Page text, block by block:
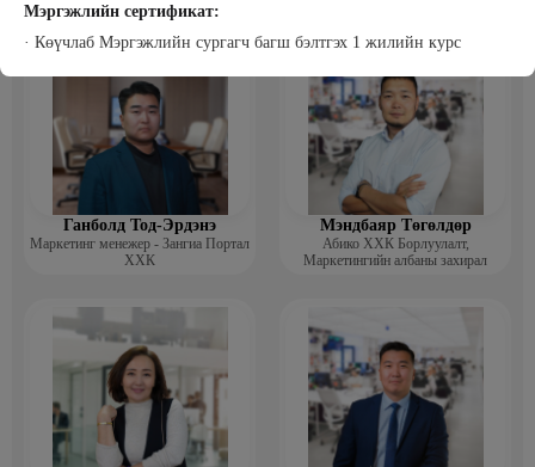
Мэргэжлийн сертификат:
· Көүчлаб Мэргэжлийн сургагч багш бэлтгэх 1 жилийн курс
ISO4500; ISO9001 нэгдсэн
Ганболд Тод-Эрдэнэ
Маркетинг менежер - Зангиа Портал
ХХК
Мэндбаяр Төгөлдөр
Абико ХХК Борлуулалт,
Маркетингийн албаны захирал